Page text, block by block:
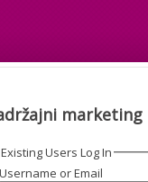
marketing
Existing Users Log In
Username or Email